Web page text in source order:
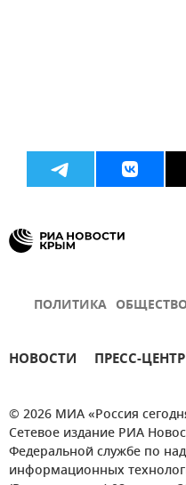
ПОЛИТИКА
НОВОСТИ ПРЕСС-ЦЕНТР
© 2026 МИА «Россия
Сетевое издание РИА
Федеральной службе по
информационных